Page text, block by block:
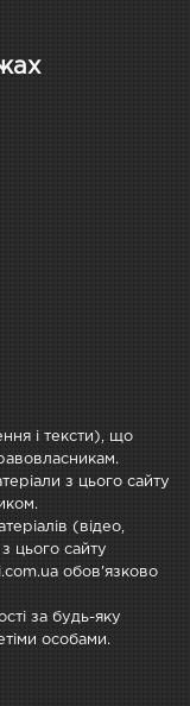
і тексти), що
з цього сайту
(відео,
цього сайту
обов'язково
за будь-яку
особами.